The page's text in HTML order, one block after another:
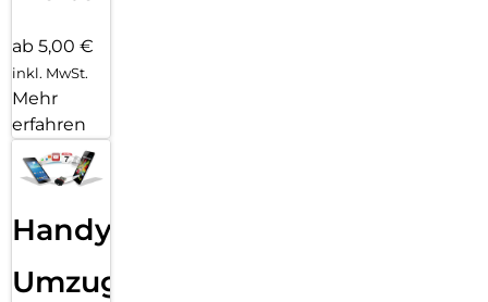
ab 5,00 €
inkl. MwSt.
Mehr
erfahren
Handy
Umzug